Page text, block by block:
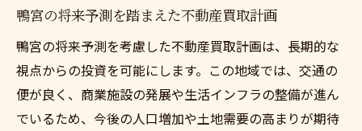
鴨宮の将来予測を踏まえた不動産買取計画
鴨宮の将来予測を考慮した不動産買取計画は、長期的な
視点からの投資を可能にします。この地域では、交通の
便が良く、商業施設の発展や生活インフラの整備が進ん
でいるため、今後の人口増加や土地需要の高まりが期待